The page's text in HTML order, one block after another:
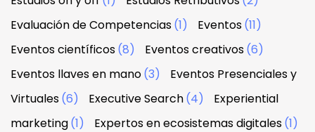
Evaluación de Competencias(1) Eventos(11)
Eventos científicos(8) Eventos creativos(6)
Eventos llaves en mano(3)
Eventos Presenciales y
Virtuales(6) Executive Search(4)
Experiential
marketing(1) Expertos en ecosistemas digitales(1)